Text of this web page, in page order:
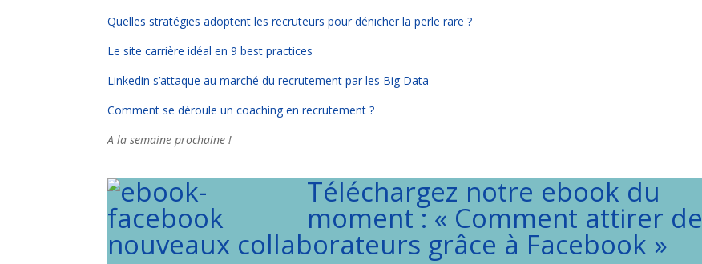
Quelles stratégies adoptent les recruteurs pour dénicher la perle rare ?
Le site carrière idéal en 9 best practices
Linkedin s’attaque au marché du recrutement par les Big Data
Comment se déroule un coaching en recrutement ?
A la semaine prochaine !
Téléchargez notre ebook du
moment : « Comment attirer de
nouveaux collaborateurs grâce à Facebook »